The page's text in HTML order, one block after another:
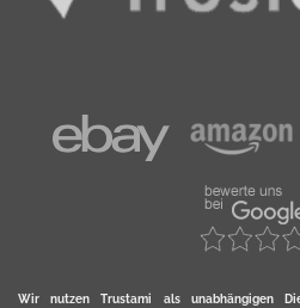
Wir nutzen Trustami als unabhängigen